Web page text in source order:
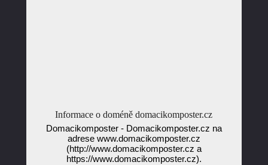
Informace o doméně domacikomposter.cz
Domacikomposter - Domacikomposter.cz na
adrese www.domacikomposter.cz
(http://www.domacikomposter.cz a
https://www.domacikomposter.cz).